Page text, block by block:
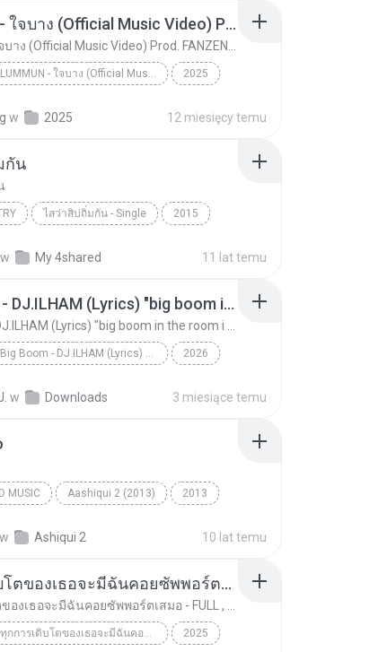
LUMMUN - ใจบาง (Official Music Video) Prod. FANZENAJA
LUMMUN - ใจบาง (Official Music Video) Prod. FANZENAJA 2025
w 2025 12 miesięcy temu
กัน
ไสว่าสิบ่ถิ่มกัน - Single 2015
w My 4shared 11 lat temu
Big Boom - DJ.ILHAM (Lyrics) "big boom in the room i go kaboom"
Big Boom - DJ.ILHAM (Lyrics) "big boom in the room i go kaboom" 2026
w Downloads 3 miesiące temu
MUSIC Aashiqui 2 (2013) 2013
w Ashiqui 2 10 lat temu
ทุกการเติบโตของเธอจะมีฉันคอยซัพพอร์ตเสมอ - FULL , [เนื้อเพลง]
ทุกการเติบโตของเธอจะมีฉันคอยซัพพอร์ตเสมอ - FULL , [เนื้อเพลง] 2025